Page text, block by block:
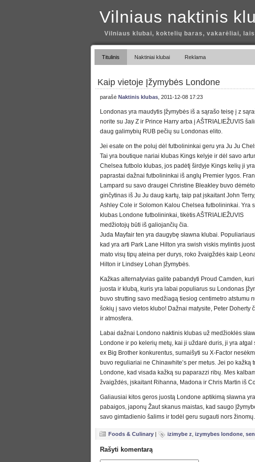
Vilniaus naktinis
Vilniaus klubai, koktelių baras, vakarėliai,
Titulinis Naktiniai klubai Reklama
Kaip vietoje Įžymybės Londone
parašė Naktinis klubas , 2011-12-08 17:23
Londonas yra maudytis Įžymybės iš a sąrašo teisę į z
norite su Jay Z ir Prince Harry arba į AŠTRIALIEŽUVIS
daug galimybių RUB pečių su Londonas elito.
Jei esate on the poluj dėl futbolininkai geru yra Ju Ju
Tai yra boutique nariai klubas Kings kelyje ir dėl savo
Chelsea futbolo klubas, jos padėtį širdyje Kings kelių ji yra
paprastai dažnai futbolininkai iš anglų Premier lygos.
Lampard su savo draugei Christine Bleakley buvo
ginčytinas iš Ju Ju daug kartų, taip pat įskaitant John Terry,
Ashley Cole ir Solomon Kalou Chelsea futbolininkai. Yra
klubas Londone futbolininkai, tikėtis AŠTRIALIEŽUVIS
medžiotojų būti iš galiojančių čia.
Juda Mayfair ten yra daugybę sławna klubai.
kad yra arti Park Lane Hilton yra swish viskis mylintis
mato visų tipų ateina per durys, roko žvaigždės kaip
Hilton ir Lindsey Lohan Įžymybės.
Kažkas alternatyvias galite pabandyti Proud Camden,
juosta ir klubą, kuris yra labai populiarus su Londonas
buvo strutting savo medžiagą tiesiog centimetro atstumu
šokių į savo vietos klubo! Dažnai matysite, Peter
ir atmosfera.
Labai dažnai Londono naktinis klubas už medžioklės
Londone ir po kelerių metų, kai ji uždarė duris, ji yra
ex Big Brother konkurentus, sumaišyti su X-Factor
buvo reguliariai ne Chinawhite’s per metus. Jei po
Londone, kad visada kažką su paparazzi ribų. Mes
žvaigždės, įskaitant Rihanna, Madona ir Chris Martin iš
Galiausiai kitos geros juostą Londone aptikimą sławna
pabaigos, japonų Žaut skanus maistas, kad saugo
savo gimtadienio šalims ir todėl geru sugauti nors žinomų.
Foods & Culinary | izimybe z izymybes londone
Rašyti komentarą